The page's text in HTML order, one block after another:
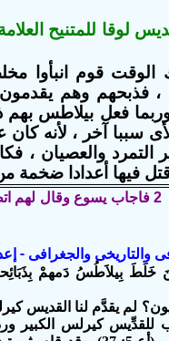
لوقا للمتنيح
قوم انبأوا
، فذبحهم وهم
فعل بيلاطس بهم
سببا آخر ، لأنه كان
التمرد والعصيان ،
فيها أعدادا ضخمة
2 فاجاب يسوع وقال لهم
والتاريخى والجغرافى -
خَلَطَ بِيلاَطُسُ دَمهمْ
لم يقدَّم لنا القديس